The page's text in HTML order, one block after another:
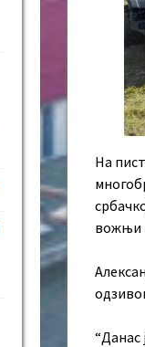
На
вожњи
“Данас